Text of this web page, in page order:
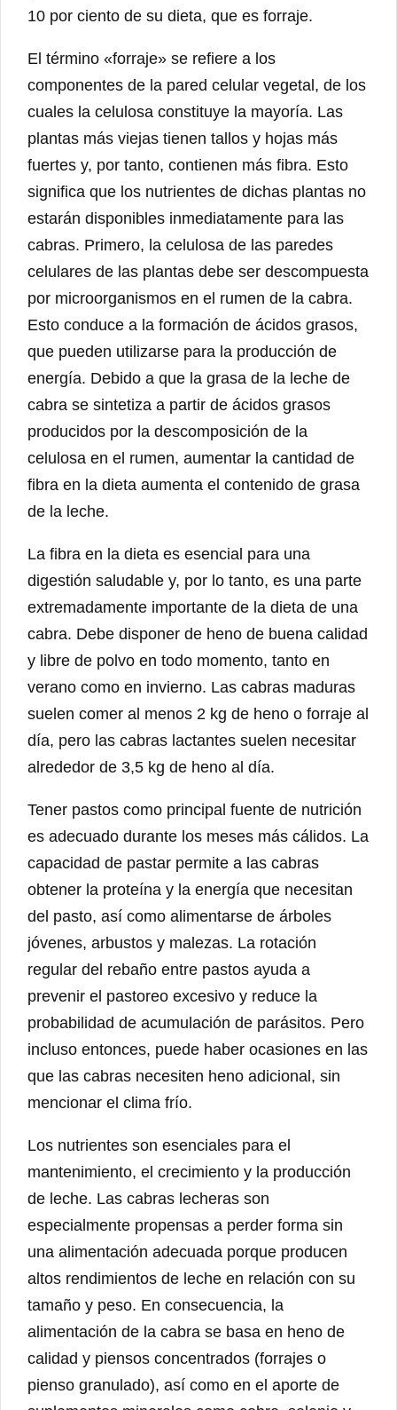
10 por ciento de su dieta, que es forraje.
El término «forraje» se refiere a los
componentes de la pared celular vegetal, de los
cuales la celulosa constituye la mayoría. Las
plantas más viejas tienen tallos y hojas más
fuertes y, por tanto, contienen más fibra. Esto
significa que los nutrientes de dichas plantas no
estarán disponibles inmediatamente para las
cabras. Primero, la celulosa de las paredes
celulares de las plantas debe ser descompuesta
por microorganismos en el rumen de la cabra.
Esto conduce a la formación de ácidos grasos,
que pueden utilizarse para la producción de
energía. Debido a que la grasa de la leche de
cabra se sintetiza a partir de ácidos grasos
producidos por la descomposición de la
celulosa en el rumen, aumentar la cantidad de
fibra en la dieta aumenta el contenido de grasa
de la leche.
La fibra en la dieta es esencial para una
digestión saludable y, por lo tanto, es una parte
extremadamente importante de la dieta de una
cabra. Debe disponer de heno de buena calidad
y libre de polvo en todo momento, tanto en
verano como en invierno. Las cabras maduras
suelen comer al menos 2 kg de heno o forraje al
día, pero las cabras lactantes suelen necesitar
alrededor de 3,5 kg de heno al día.
Tener pastos como principal fuente de nutrición
es adecuado durante los meses más cálidos. La
capacidad de pastar permite a las cabras
obtener la proteína y la energía que necesitan
del pasto, así como alimentarse de árboles
jóvenes, arbustos y malezas. La rotación
regular del rebaño entre pastos ayuda a
prevenir el pastoreo excesivo y reduce la
probabilidad de acumulación de parásitos. Pero
incluso entonces, puede haber ocasiones en las
que las cabras necesiten heno adicional, sin
mencionar el clima frío.
Los nutrientes son esenciales para el
mantenimiento, el crecimiento y la producción
de leche. Las cabras lecheras son
especialmente propensas a perder forma sin
una alimentación adecuada porque producen
altos rendimientos de leche en relación con su
tamaño y peso. En consecuencia, la
alimentación de la cabra se basa en heno de
calidad y piensos concentrados (forrajes o
pienso granulado), así como en el aporte de